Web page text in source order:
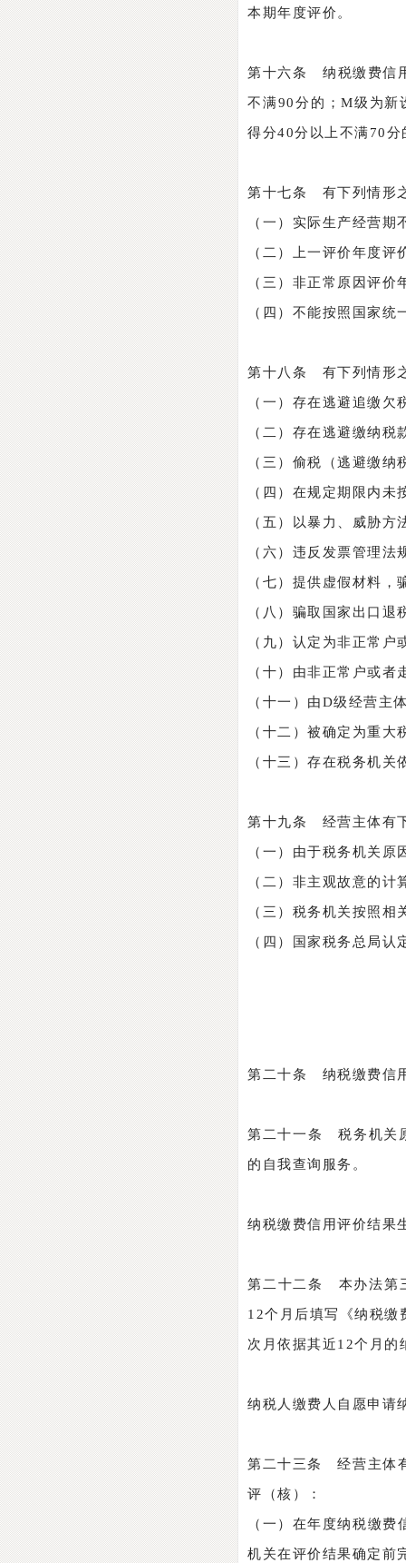
本期年度评价。
第十六条 纳税缴费信
不满90分的；M级为新
得分40分以上不满70
第十七条 有下列情形
（一）实际生产经营期
（二）上一评价年度评
（三）非正常原因评
（四）不能按照国家
第十八条 有下列情形
（一）存在逃避追缴
（二）存在逃避缴纳
（三）偷税（逃避缴
（四）在规定期限内
（五）以暴力、威胁
（六）违反发票管理
（七）提供虚假材料，
（八）骗取国家出口
（九）认定为非正常
（十）由非正常户或
（十一）由D级经营主
（十二）被确定为重
（十三）存在税务机
第十九条 经营主体有
（一）由于税务机关
（二）非主观故意的
（三）税务机关按照
（四）国家税务总局
第二十条 纳税缴费信
第二十一条 税务机关
的自我查询服务。
纳税缴费信用评价结果
第二十二条 本办法第
12个月后填写《纳税缴
次月依据其近12个月的
纳税人缴费人自愿申请
第二十三条 经营主体
评（核）：
（一）在年度纳税缴
机关在评价结果确定前